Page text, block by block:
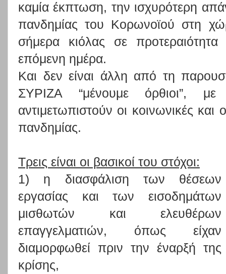
καμία έκπτωση, την ισχυρότερη
πανδημίας του Κορωνοϊού στη
σήμερα κιόλας σε
επόμενη ημέρα.
Και δεν είναι άλλη από τη
ΣΥΡΙΖΑ “μένουμε όρθιοι”,
αντιμετωπιστούν οι κοινωνικές και
πανδημίας.
Τρεις είναι οι βασικοί του στόχοι:
1) η διασφάλιση των θέσεων
εργασίας και των εισοδημάτων
μισθωτών και ελευθέρων
επαγγελματιών, όπως είχαν
διαμορφωθεί πριν την έναρξή της
κρίσης,